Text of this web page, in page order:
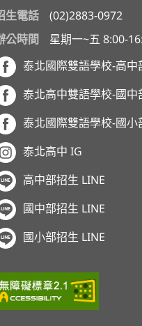
生電話
(02)2883-0972
公時間
星期一~五 8:00-
泰北國際雙語學校-高中
泰北高中雙語學校-國中
泰北國際雙語學校-國小
泰北高中 IG
高中部招生 LINE
國中部招生 LINE
國小部招生 LINE